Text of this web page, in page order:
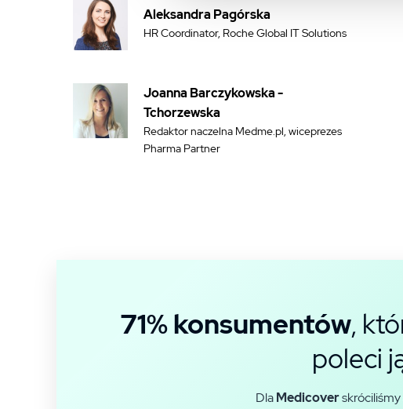
Aleksandra Pagórska
HR Coordinator, Roche Global IT Solutions
Joanna Barczykowska -
Tchorzewska
Redaktor naczelna Medme.pl, wiceprezes
Pharma Partner
71% konsumentów,
poleci
DlaMedicoverskróciliśmy